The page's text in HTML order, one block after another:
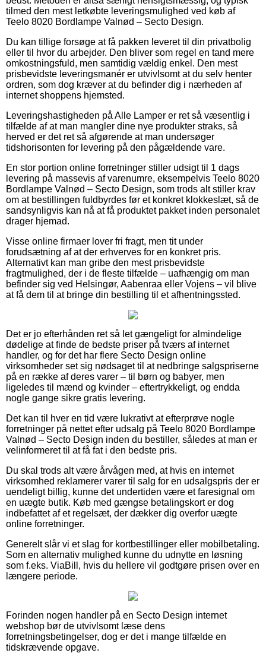
tilmed den mest letkøbte leveringsmulighed ved køb af
Teelo 8020 Bordlampe Valnød – Secto Design.
Du kan tillige forsøge at få pakken leveret til din privatbolig
eller til hvor du arbejder. Den bliver som regel en tand mere
omkostningsfuld, men samtidig vældig enkel. Den mest
prisbevidste leveringsmanér er utvivlsomt at du selv henter
ordren, som dog kræver at du befinder dig i nærheden af
internet shoppens hjemsted.
Leveringshastigheden på Alle Lamper er ret så væsentlig i
tilfælde af at man mangler dine nye produkter straks, så
herved er det ret så afgørende at man undersøger
tidshorisonten for levering på den pågældende vare.
En stor portion online forretninger stiller udsigt til 1 dags
levering på massevis af varenumre, eksempelvis Teelo 8020
Bordlampe Valnød – Secto Design, som trods alt stiller krav
om at bestillingen fuldbyrdes før et konkret klokkeslæt, så de
sandsynligvis kan nå at få produktet pakket inden personalet
drager hjemad.
Visse online firmaer lover fri fragt, men tit under
forudsætning af at der erhverves for en konkret pris.
Alternativt kan man gribe den mest prisbevidste
fragtmulighed, der i de fleste tilfælde – uafhængig om man
befinder sig ved Helsingør, Aabenraa eller Vojens – vil blive
at få dem til at bringe din bestilling til et afhentningssted.
Det er jo efterhånden ret så let gængeligt for almindelige
dødelige at finde de bedste priser på tværs af internet
handler, og for det har flere Secto Design online
virksomheder set sig nødsaget til at nedbringe salgspriserne
på en række af deres varer – til børn og babyer, men
ligeledes til mænd og kvinder – eftertrykkeligt, og endda
nogle gange sikre gratis levering.
Det kan til hver en tid være lukrativt at efterprøve nogle
forretninger på nettet efter udsalg på Teelo 8020 Bordlampe
Valnød – Secto Design inden du bestiller, således at man er
velinformeret til at få fat i den bedste pris.
Du skal trods alt være årvågen med, at hvis en internet
virksomhed reklamerer varer til salg for en udsalgspris der er
uendeligt billig, kunne det undertiden være et faresignal om
en uægte butik. Køb med gængse betalingskort er dog
indbefattet af et regelsæt, der dækker dig overfor uægte
online forretninger.
Generelt slår vi et slag for kortbestillinger eller mobilbetaling.
Som en alternativ mulighed kunne du udnytte en løsning
som f.eks. ViaBill, hvis du hellere vil godtgøre prisen over en
længere periode.
Forinden nogen handler på en Secto Design internet
webshop bør de utvivlsomt læse dens
forretningsbetingelser, dog er det i mange tilfælde en
tidskrævende opgave.